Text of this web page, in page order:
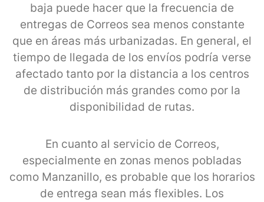
baja puede hacer que la frecuencia de
entregas de Correos sea menos constante
que en áreas más urbanizadas. En general, el
tiempo de llegada de los envíos podría verse
afectado tanto por la distancia a los centros
de distribución más grandes como por la
disponibilidad de rutas.
En cuanto al servicio de Correos,
especialmente en zonas menos pobladas
como Manzanillo, es probable que los horarios
de entrega sean más flexibles. Los